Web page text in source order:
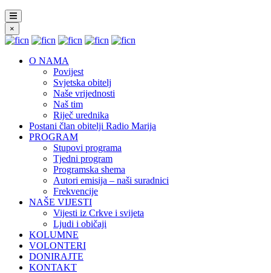
×
O NAMA
Povijest
Svjetska obitelj
Naše vrijednosti
Naš tim
Riječ urednika
Postani član obitelji Radio Marija
PROGRAM
Stupovi programa
Tjedni program
Programska shema
Autori emisija – naši suradnici
Frekvencije
NAŠE VIJESTI
Vijesti iz Crkve i svijeta
Ljudi i običaji
KOLUMNE
VOLONTERI
DONIRAJTE
KONTAKT